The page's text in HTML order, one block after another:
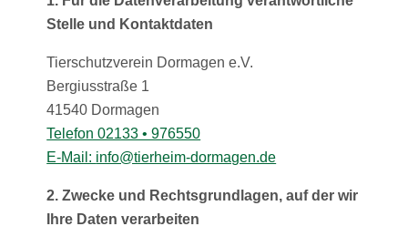
Stelle und Kontaktdaten
Tierschutzverein Dormagen e.V.
Bergiusstraße 1
41540 Dormagen
Telefon 02133 • 976550
E-Mail: info@tierheim-dormagen.de
2. Zwecke und Rechtsgrundlagen, auf der wir
Ihre Daten verarbeiten